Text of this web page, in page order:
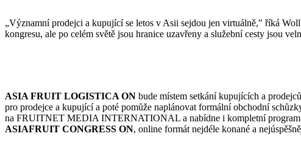
„Významní prodejci a kupující se letos v Asii sejdou jen virtuálně," říká
kongresu, ale po celém světě jsou hranice uzavřeny a služební cesty jsou
ASIA FRUIT LOGISTICA ON bude místem setkání kupujících a
pro prodejce a kupující a poté pomůže naplánovat formální obchodní
na FRUITNET MEDIA INTERNATIONAL a nabídne i kompletní program
ASIAFRUIT CONGRESS ON, online formát nejdéle konané a